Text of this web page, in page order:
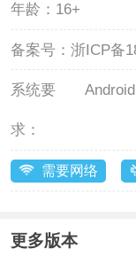
年龄： 16+
备案号： 浙ICP备
系统要
求：
需要网络
更多版本